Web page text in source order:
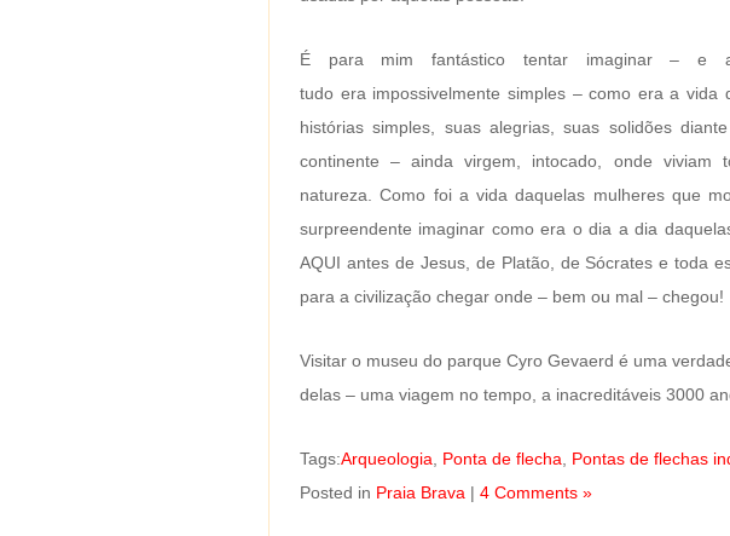
É para mim fantástico tentar imaginar – e
tudo era impossivelmente simples – como era a vida
histórias simples, suas alegrias, suas solidões
continente – ainda virgem, intocado, onde viviam
natureza. Como foi a vida daquelas mulheres que
surpreendente imaginar como era o dia a dia
AQUI antes de Jesus, de Platão, de Sócrates e toda
para a civilização chegar onde – bem ou mal – chegou!
Visitar o museu do parque Cyro Gevaerd é uma
delas – uma viagem no tempo, a inacreditáveis 3000
Tags:Arqueologia Ponta de flecha
Pontas de flechas
Posted in Praia Brava | 4 Comments »